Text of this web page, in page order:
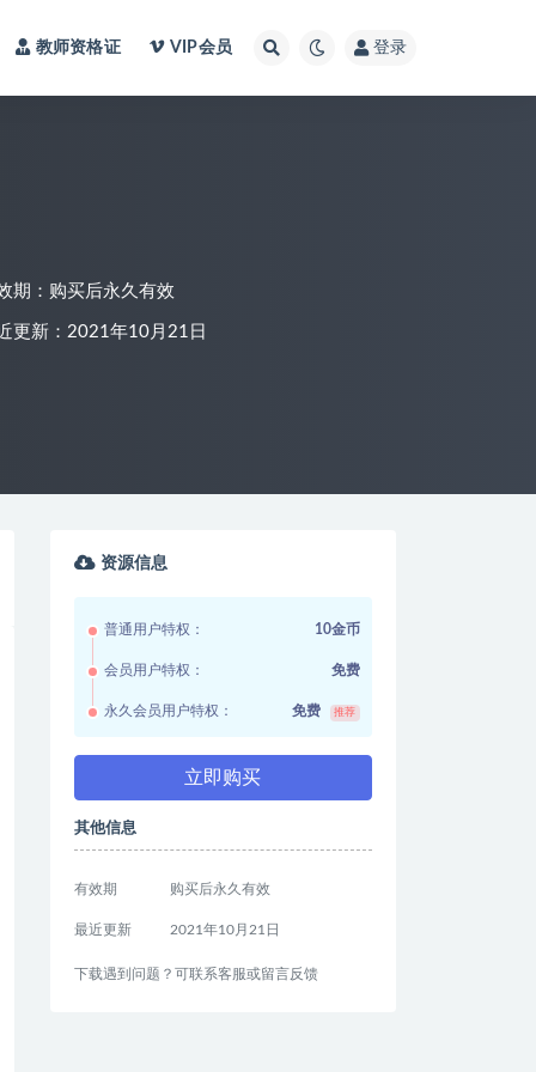
教师资格证 VIP会员 登录
期：购买后永久有效
更新：2021年10月21日
资源信息
普通用户特权： 10金币
会员用户特权： 免费
永久会员用户特权： 免费 推荐
立即购买
其他信息
有效期 购买后永久有效
最近更新 2021年10月21日
下载遇到问题？可联系客服或留言反馈